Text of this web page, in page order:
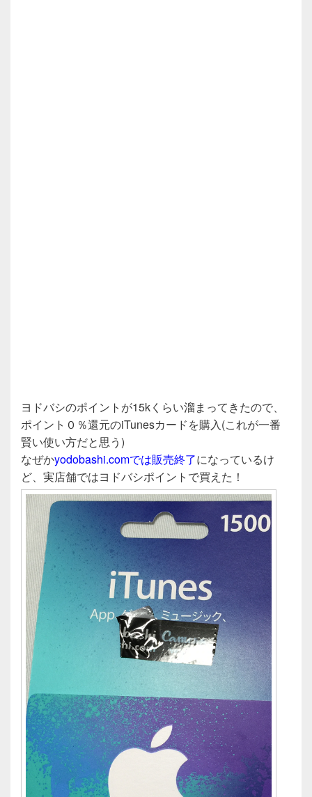
ヨドバシのポイントが15kくらい溜まってきたので、
ポイント０％還元のiTunesカードを購入(これが一番
賢い使い方だと思う)
なぜかyodobashi.comでは販売終了になっているけ
ど、実店舗ではヨドバシポイントで買えた！